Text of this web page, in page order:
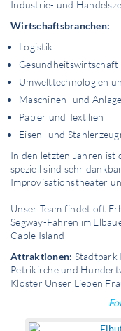
Industrie- und
Wirtschaftsbranchen:
Logistik
Gesundheitswirtschaft
Umwelttechnologien
Maschinen- und
Papier und Textilien
Eisen- und
In den letzten Jahren ist
speziell sind sehr
Improvisationstheater
Unser Team findet oft
Segway-Fahren im
Cable Island
Attraktionen: Stadtpark
Petrikirche und
Kloster Unser Lieben